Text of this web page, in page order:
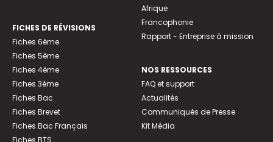
FICHES DE RÉVISIONS
Fiches 6ème
Fiches 5ème
Fiches 4ème
Fiches 3ème
Fiches Bac
Fiches Brevet
Fiches Bac Français
Fiches BTS
Afrique
Francophonie
Rapport - Entreprise à mission
NOS RESSOURCES
FAQ et support
Actualités
Communiqués de Presse
Kit Média